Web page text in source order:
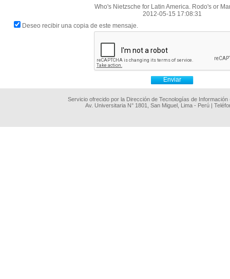
Who's Nietzsche for Latin America. Rodo's or
2012-05-15 17:08:31
Deseo recibir una copia de este mensaje.
Servicio ofrecido por la Dirección de Tecnologías de
Av. Universitaria N° 1801, San Miguel, Lima - Perú |